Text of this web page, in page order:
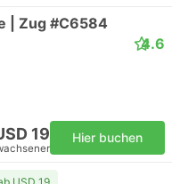
| Zug #C6584
4.6
19 Hier buchen